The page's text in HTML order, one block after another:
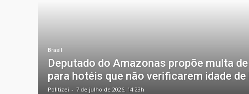
Brasil
Deputado do Amazonas propõe multa
para hotéis que não verificarem idade
Politizei - 7 de julho de 2026, 14:23h